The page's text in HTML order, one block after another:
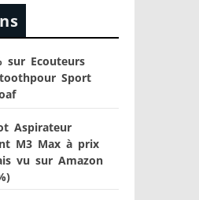
sur Ecouteurs
Sport
Aspirateur
M3 Max à prix
vu sur Amazon